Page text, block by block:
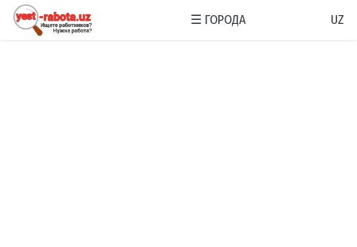
☰ ГОРОДА UZ